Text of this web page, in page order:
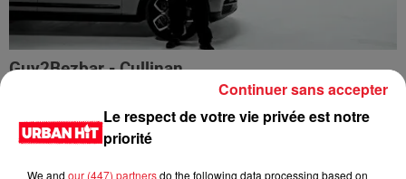
Guy2Bezbar - Cullinan
Le respect de votre vie privée est notre
priorité
We and our (447) partnersdo the following data processing based on
Continuer sans accepter